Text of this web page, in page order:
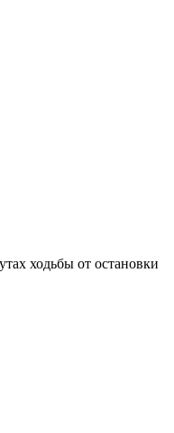
ходьбы от остановки